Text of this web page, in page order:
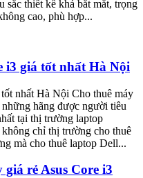
sắc thiết kế khá bắt mắt, trọng
cao, phù hợp...
i3 giá tốt nhất Hà Nội
nhất Hà Nội Cho thuê máy
hãng được người tiêu
tại thị trường laptop
chỉ thị trường cho thuê
mà cho thuê laptop Dell...
rẻ Asus Core i3